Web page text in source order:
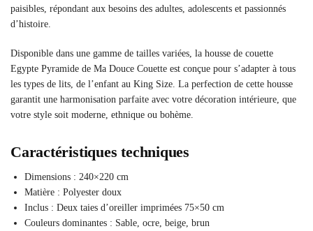
paisibles, répondant aux besoins des adultes, adolescents et passionnés
d’histoire.
Disponible dans une gamme de tailles variées, la housse de couette
Egypte Pyramide de Ma Douce Couette est conçue pour s’adapter à tous
les types de lits, de l’enfant au King Size. La perfection de cette housse
garantit une harmonisation parfaite avec votre décoration intérieure, que
votre style soit moderne, ethnique ou bohème.
Caractéristiques techniques
Dimensions : 240×220 cm
Matière : Polyester doux
Inclus : Deux taies d’oreiller imprimées 75×50 cm
Couleurs dominantes : Sable, ocre, beige, brun